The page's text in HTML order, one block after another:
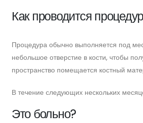
Как проводится
Процедура обычно выполняется под
небольшое отверстие в кости, чтобы
пространство помещается костный
В течение следующих нескольких
Это больно?